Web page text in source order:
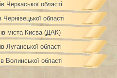
Черкаської області
області
міста Києва (ДАК)
Луганської області
Волинської області